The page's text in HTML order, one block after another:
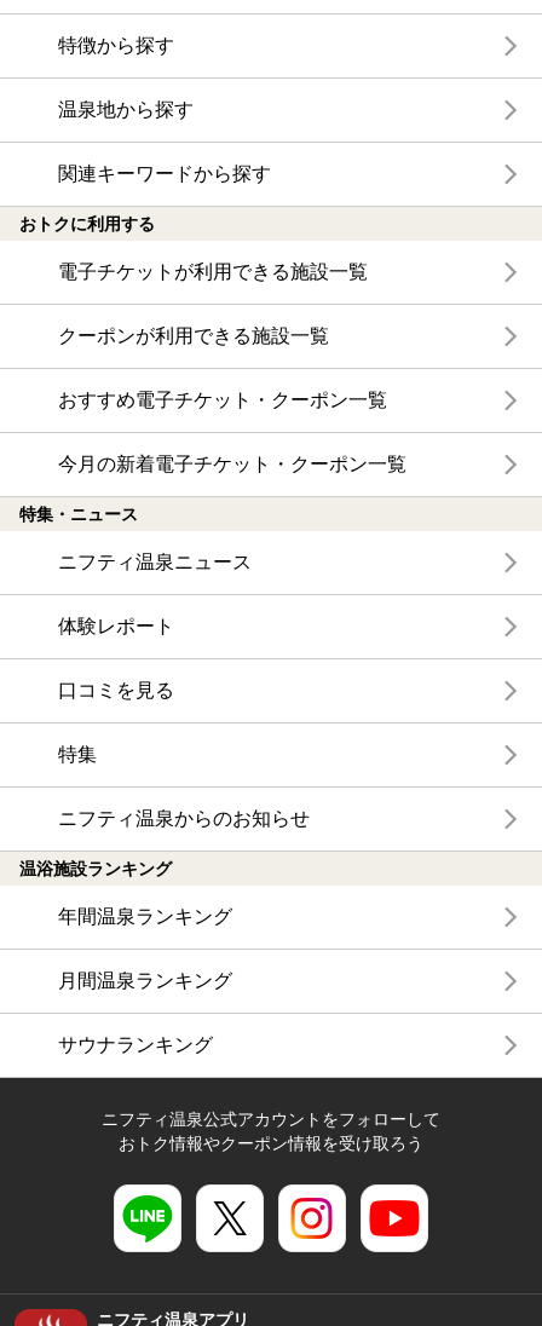
特徴から探す
温泉地から探す
関連キーワードから探す
おトクに利用する
電子チケットが利用できる施設一覧
クーポンが利用できる施設一覧
おすすめ電子チケット・クーポン一覧
今月の新着電子チケット・クーポン一覧
特集・ニュース
ニフティ温泉ニュース
体験レポート
口コミを見る
特集
ニフティ温泉からのお知らせ
温浴施設ランキング
年間温泉ランキング
月間温泉ランキング
サウナランキング
ニフティ温泉公式アカウントをフォローして
おトク情報やクーポン情報を受け取ろう
ニフティ温泉アプリ